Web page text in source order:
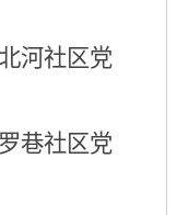
河社区党
巷社区党